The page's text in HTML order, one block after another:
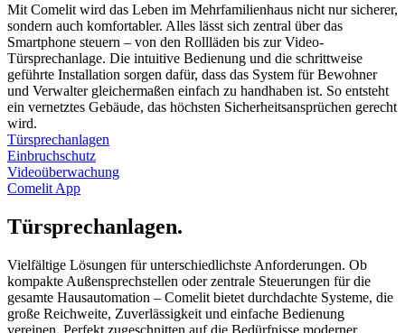
Mit Comelit wird das Leben im Mehrfamilienhaus nicht nur sicherer,
sondern auch komfortabler. Alles lässt sich zentral über das
Smartphone steuern – von den Rollläden bis zur Video-
Türsprechanlage. Die intuitive Bedienung und die schrittweise
geführte Installation sorgen dafür, dass das System für Bewohner
und Verwalter gleichermaßen einfach zu handhaben ist. So entsteht
ein vernetztes Gebäude, das höchsten Sicherheitsansprüchen gerecht
wird.
Türsprechanlagen
Einbruchschutz
Videoüberwachung
Comelit App
Türsprechanlagen.
Vielfältige Lösungen für unterschiedlichste Anforderungen. Ob
kompakte Außensprechstellen oder zentrale Steuerungen für die
gesamte Hausautomation – Comelit bietet durchdachte Systeme, die
große Reichweite, Zuverlässigkeit und einfache Bedienung
vereinen. Perfekt zugeschnitten auf die Bedürfnisse moderner